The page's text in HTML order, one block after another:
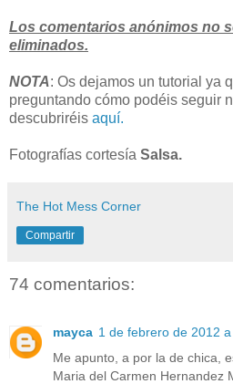
Los comentarios anónimos no
eliminados.
NOTA: Os dejamos un tutorial ya
preguntando cómo podéis seguir
descubriréis aquí.
Fotografías cortesía Salsa.
The Hot Mess Corner
Compartir
74 comentarios:
mayca 1 de febrero de 2012 a
Me apunto, a por la de chica,
Maria del Carmen Hernandez